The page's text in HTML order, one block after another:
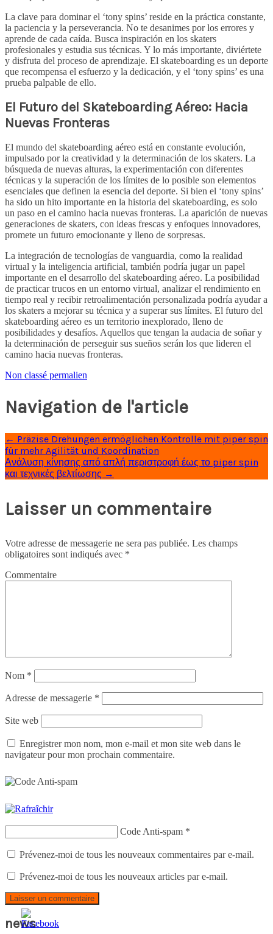
La clave para dominar el ‘tony spins’ reside en la práctica constante,
la paciencia y la perseverancia. No te desanimes por los errores y
aprende de cada caída. Busca inspiración en los skaters
profesionales y estudia sus técnicas. Y lo más importante, diviértete
y disfruta del proceso de aprendizaje. El skateboarding es un deporte
que recompensa el esfuerzo y la dedicación, y el ‘tony spins’ es una
prueba palpable de ello.
El Futuro del Skateboarding Aéreo: Hacia
Nuevas Fronteras
El mundo del skateboarding aéreo está en constante evolución,
impulsado por la creatividad y la determinación de los skaters. La
búsqueda de nuevas alturas, la experimentación con diferentes
técnicas y la superación de los límites de lo posible son elementos
esenciales que definen la esencia del deporte. Si bien el ‘tony spins’
ha sido un hito importante en la historia del skateboarding, es solo
un paso en el camino hacia nuevas fronteras. La aparición de nuevas
generaciones de skaters, con ideas frescas y enfoques innovadores,
promete un futuro emocionante y lleno de sorpresas.
La integración de tecnologías de vanguardia, como la realidad
virtual y la inteligencia artificial, también podría jugar un papel
importante en el desarrollo del skateboarding aéreo. La posibilidad
de practicar trucos en un entorno virtual, analizar el rendimiento en
tiempo real y recibir retroalimentación personalizada podría ayudar a
los skaters a mejorar su técnica y a superar sus límites. El futuro del
skateboarding aéreo es un territorio inexplorado, lleno de
posibilidades y desafíos. Aquellos que tengan la audacia de soñar y
la determinación de perseguir sus sueños serán los que lideren el
camino hacia nuevas fronteras.
Non classé permalien
Navigation de l'article
← Präzise Drehungen ermöglichen Kontrolle mit piper spin
für mehr Agilität und Koordination
Ανάλυση κίνησης από απλή περιστροφή έως το piper spin
και τεχνικές βελτίωσης →
Laisser un commentaire
Votre adresse de messagerie ne sera pas publiée. Les champs
obligatoires sont indiqués avec *
Commentaire
Nom *
Adresse de messagerie *
Site web
Enregistrer mon nom, mon e-mail et mon site web dans le
navigateur pour mon prochain commentaire.
Code Anti-spam *
Prévenez-moi de tous les nouveaux commentaires par e-mail.
Prévenez-moi de tous les nouveaux articles par e-mail.
news